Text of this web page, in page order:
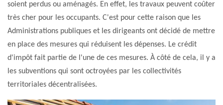
soient perdus ou aménagés. En effet, les travaux peuvent coûter
très cher pour les occupants. C'est pour cette raison que les
Administrations publiques et les dirigeants ont décidé de mettre
en place des mesures qui réduisent les dépenses. Le crédit
d'impôt fait partie de l'une de ces mesures. À côté de cela, il y a
les subventions qui sont octroyées par les collectivités
territoriales décentralisées.